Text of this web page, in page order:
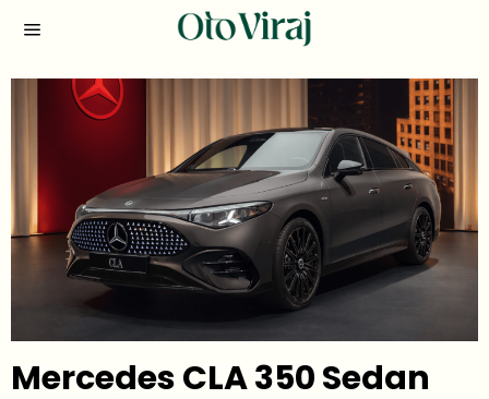
Mercedes CLA 350 Sedan